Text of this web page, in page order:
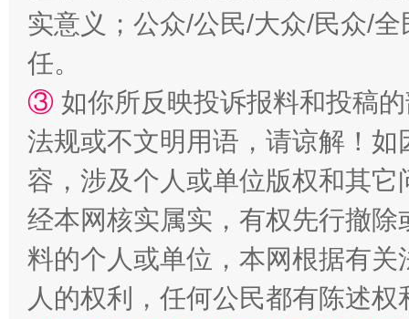
实意义；公众/公民/大众/民众/
任。
③ 如你所反映投诉报料和投稿
法规或不文明用语，请谅解！
容，涉及个人或单位版权和其它
经本网核实属实，有权先行撤
料的个人或单位，本网根据有
人的权利，任何公民都有陈述